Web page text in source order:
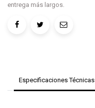
entrega más largos.
Especificaciones Técnicas